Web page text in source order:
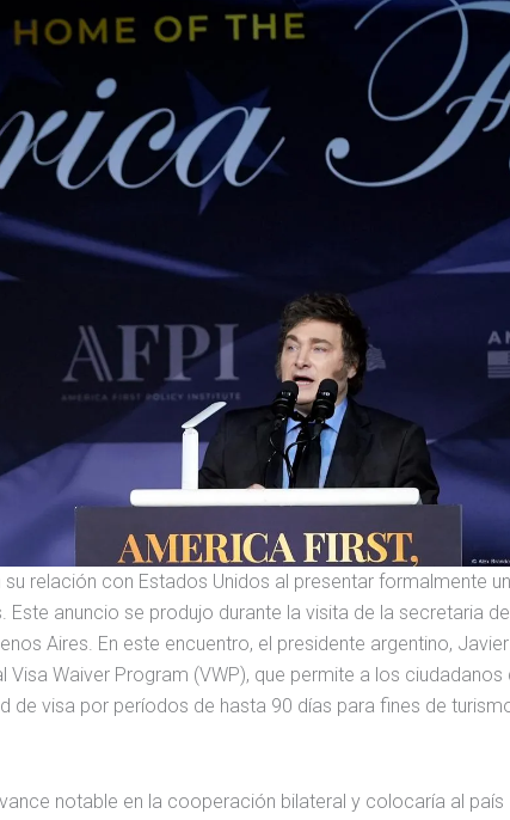
relación con Estados Unidos al presentar formalmente
anuncio se produjo durante la visita de la secretaria
Aires. En este encuentro, el presidente argentino, Javier
Waiver Program (VWP), que permite a los ciudadanos
de visa por períodos de hasta 90 días para fines de
notable en la cooperación bilateral y colocaría al país